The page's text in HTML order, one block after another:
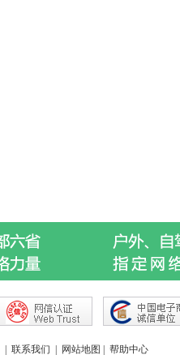
联系我们 网站地图 帮助中心